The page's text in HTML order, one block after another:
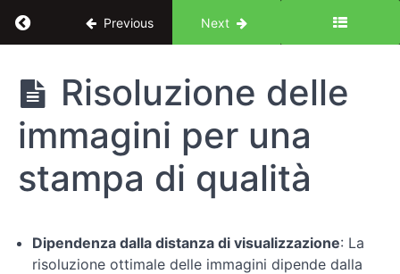
Return to course: I segreti della grafica
Previous Next
I segreti della
grafica
professionale
Introduzione
Risoluzione delle
immagini per una
stampa di qualità
Dipendenza dalla distanza di visualizzazione: La
risoluzione ottimale delle immagini dipende dalla